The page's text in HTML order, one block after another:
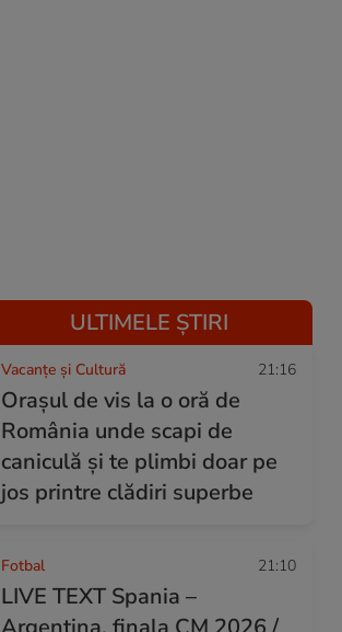
ULTIMELE ȘTIRI
Vacanțe și Cultură 21:16
Orașul de vis la o oră de
România unde scapi de
caniculă și te plimbi doar pe
jos printre clădiri superbe
Fotbal 21:10
LIVE TEXT Spania –